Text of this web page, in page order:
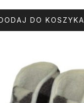
DO KOSZYKA